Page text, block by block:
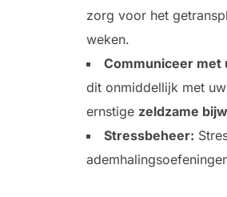
zorg voor het
weken.
Communiceer met
dit onmiddellijk met
ernstige zeldzame
Stressbeheer: